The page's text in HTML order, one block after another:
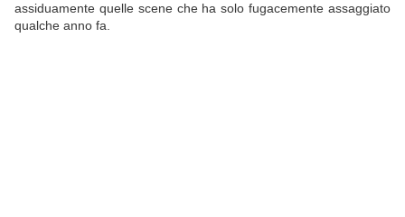
assiduamente quelle scene che ha solo fugacemente assaggiato
qualche anno fa.